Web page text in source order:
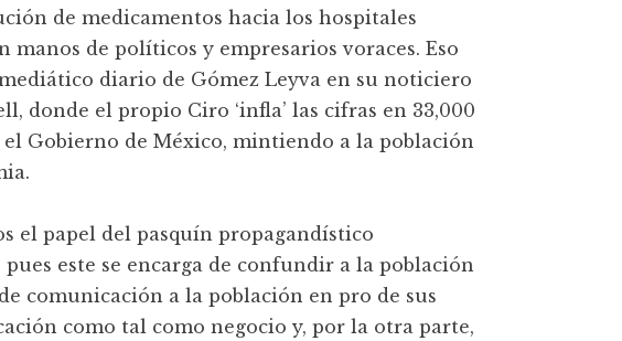
de medicamentos hacia los hospitales
manos de políticos y empresarios voraces. Eso
diario de Gómez Leyva en su noticiero
donde el propio Ciro ‘infla’ las cifras en 33,000
Gobierno de México, mintiendo a la población
el papel del pasquín propagandístico
este se encarga de confundir a la población
comunicación a la población en pro de sus
como tal como negocio y, por la otra parte,